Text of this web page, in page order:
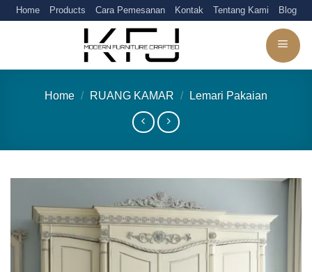
SkipHome Products Cara Pemesanan Kontak Tentang Kami Blog
Home / RUANG KAMAR / Lemari Pakaian